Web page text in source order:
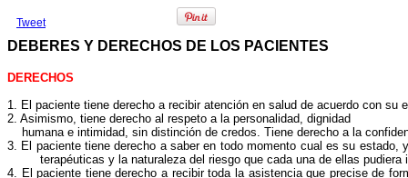
Tweet
DEBERES Y DERECHOS DE LOS PACIENTES
DERECHOS
1.
El paciente tiene derecho a recibir atención en salud de acuerdo con su
2. Asimismo , tiene derecho al respeto a la personalidad, dignidad
humana e intimidad, sin distinción de credos. Tiene derecho a la
3.
El paciente tiene derecho a saber en todo momento cual es su estado,
terapéuticas y lanaturalezadel riesgo que cada una de ellas
4.
Elpaciente tiene derecho a recibir toda la asistencia que precisede